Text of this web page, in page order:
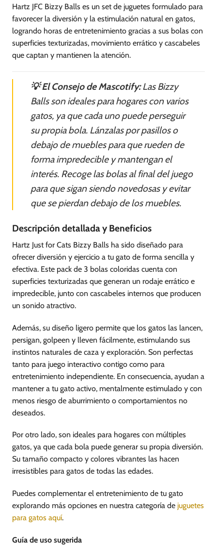
Hartz JFC Bizzy Balls es un set de juguetes formulado para
favorecer la diversión y la estimulación natural en gatos,
logrando horas de entretenimiento gracias a sus bolas con
superficies texturizadas, movimiento errático y cascabeles
que captan y mantienen la atención.
💡 El Consejo de Mascotify:Las Bizzy
Balls son ideales para hogares con varios
gatos, ya que cada uno puede perseguir
su propia bola. Lánzalas por pasillos o
debajo de muebles para que rueden de
forma impredecible y mantengan el
interés. Recoge las bolas al final del juego
para que sigan siendo novedosas y evitar
que se pierdan debajo de los muebles.
Descripción detallada y Beneficios
Hartz Just for Cats Bizzy Balls ha sido diseñado para
ofrecer diversión y ejercicio a tu gato de forma sencilla y
efectiva. Este pack de 3 bolas coloridas cuenta con
superficies texturizadas que generan un rodaje errático e
impredecible, junto con cascabeles internos que producen
un sonido atractivo.
Además, su diseño ligero permite que los gatos las lancen,
persigan, golpeen y lleven fácilmente, estimulando sus
instintos naturales de caza y exploración. Son perfectas
tanto para juego interactivo contigo como para
entretenimiento independiente. En consecuencia, ayudan a
mantener a tu gato activo, mentalmente estimulado y con
menos riesgo de aburrimiento o comportamientos no
deseados.
Por otro lado, son ideales para hogares con múltiples
gatos, ya que cada bola puede generar su propia diversión.
Su tamaño compacto y colores vibrantes las hacen
irresistibles para gatos de todas las edades.
Puedes complementar el entretenimiento de tu gato
explorando más opciones en nuestra categoría de juguetes
para gatos aquí.
Guía de uso sugerida